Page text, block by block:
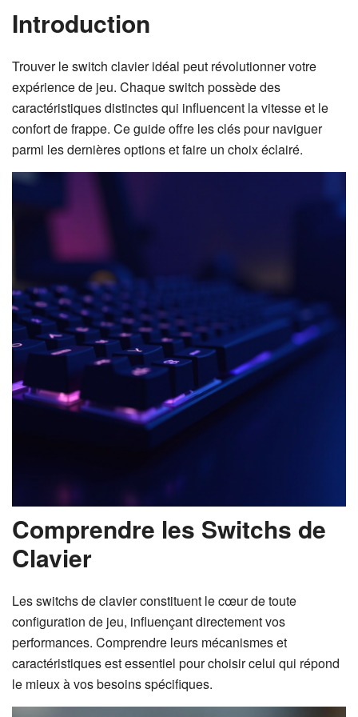
Introduction
Trouver le switch clavier idéal peut révolutionner votre
expérience de jeu. Chaque switch possède des
caractéristiques distinctes qui influencent la vitesse et le
confort de frappe. Ce guide offre les clés pour naviguer
parmi les dernières options et faire un choix éclairé.
Comprendre les Switchs de
Clavier
Les switchs de clavier constituent le cœur de toute
configuration de jeu, influençant directement vos
performances. Comprendre leurs mécanismes et
caractéristiques est essentiel pour choisir celui qui répond
le mieux à vos besoins spécifiques.